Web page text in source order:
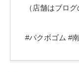
（店舗はブロ
#パクボゴム #